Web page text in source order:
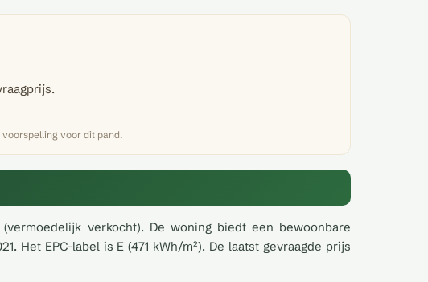
voor dit pand.
verkocht). De woning biedt een bewoonbare
Het EPC-label is E (471 kWh/m²). De laatst gevraagde prijs